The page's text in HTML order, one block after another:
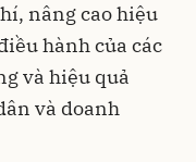
nâng cao hiệu
hành của các
và hiệu quả
và doanh